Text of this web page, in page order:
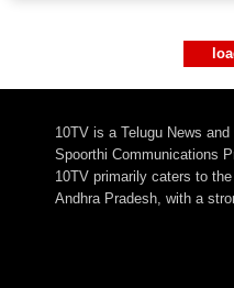
10TV is a Telugu News
Spoorthi Communications
10TV primarily caters to
Andhra Pradesh, with a